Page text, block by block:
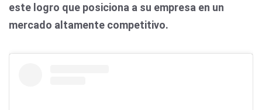
este logro que posiciona a su empresa en un
mercado altamente competitivo.